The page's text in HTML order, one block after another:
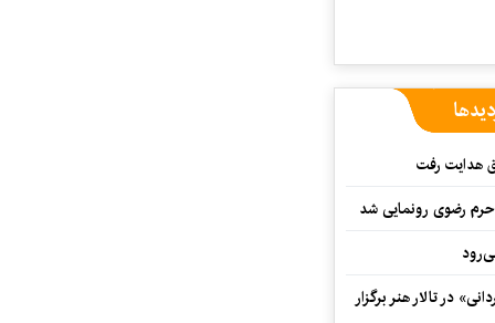
هدایت رفت
حرم رضوی رونمایی شد
در تالار هنر برگزار